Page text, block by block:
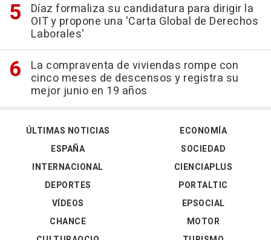
Díaz formaliza su candidatura para dirigir la
OIT y propone una 'Carta Global de Derechos
Laborales'
La compraventa de viviendas rompe con
cinco meses de descensos y registra su
mejor junio en 19 años
ÚLTIMAS NOTICIAS
ESPAÑA
INTERNACIONAL
DEPORTES
VÍDEOS
ECONOMÍA
SOCIEDAD
CIENCIAPLUS
PORTALTIC
EPSOCIAL
CHANCE
MOTOR